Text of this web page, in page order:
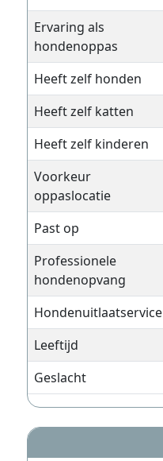
Ervaring als
hondenoppas
Heeft zelf honden
Heeft zelf katten
Heeft zelf kinderen
Voorkeur
oppaslocatie
Past op
Professionele
hondenopvang
Hondenuitlaatservice
Leeftijd
Geslacht